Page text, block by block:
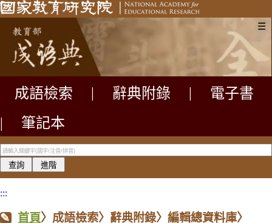
☰
成語檢索 辭典附錄
電子書
|
筆記本
:::
首頁〉成語檢索〉辭典附錄〉編輯總資料庫〉